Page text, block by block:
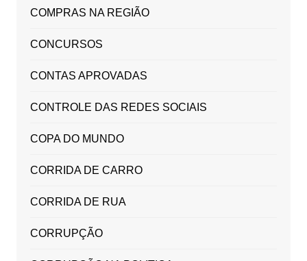
COMPRAS NA REGIÃO
CONCURSOS
CONTAS APROVADAS
CONTROLE DAS REDES SOCIAIS
COPA DO MUNDO
CORRIDA DE CARRO
CORRIDA DE RUA
CORRUPÇÃO